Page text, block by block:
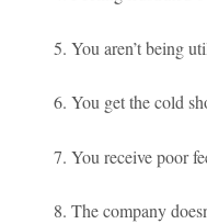
5. You aren’t being
6. You get the cold
7. You receive poor
8. The company